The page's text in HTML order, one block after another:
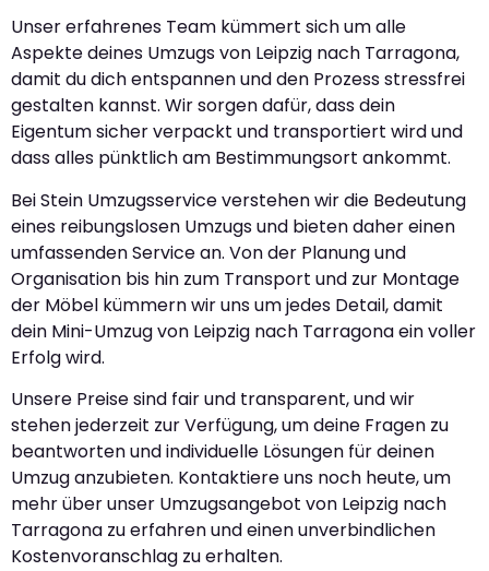
Unser erfahrenes Team kümmert sich um alle
Aspekte deines Umzugs von Leipzig nach Tarragona,
damit du dich entspannen und den Prozess stressfrei
gestalten kannst. Wir sorgen dafür, dass dein
Eigentum sicher verpackt und transportiert wird und
dass alles pünktlich am Bestimmungsort ankommt.
Bei Stein Umzugsservice verstehen wir die Bedeutung
eines reibungslosen Umzugs und bieten daher einen
umfassenden Service an. Von der Planung und
Organisation bis hin zum Transport und zur Montage
der Möbel kümmern wir uns um jedes Detail, damit
dein Mini-Umzug von Leipzig nach Tarragona ein voller
Erfolg wird.
Unsere Preise sind fair und transparent, und wir
stehen jederzeit zur Verfügung, um deine Fragen zu
beantworten und individuelle Lösungen für deinen
Umzug anzubieten. Kontaktiere uns noch heute, um
mehr über unser Umzugsangebot von Leipzig nach
Tarragona zu erfahren und einen unverbindlichen
Kostenvoranschlag zu erhalten.